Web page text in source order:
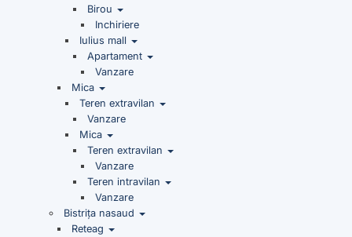
Birou
Inchiriere
Iulius mall
Apartament
Vanzare
Mica
Teren extravilan
Vanzare
Mica
Teren extravilan
Vanzare
Teren intravilan
Vanzare
Bistrița nasaud
Reteag